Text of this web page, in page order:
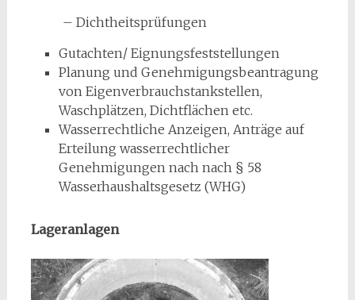
– Dichtheitsprüfungen
Gutachten/ Eignungsfeststellungen
Planung und Genehmigungsbeantragung
von Eigenverbrauchstankstellen,
Waschplätzen, Dichtflächen etc.
Wasserrechtliche Anzeigen, Anträge auf
Erteilung wasserrechtlicher
Genehmigungen nach nach § 58
Wasserhaushaltsgesetz (WHG)
Lageranlagen